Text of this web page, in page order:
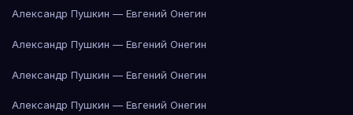
Александр Пушкин — Евгений Онегин
Александр Пушкин — Евгений Онегин
Александр Пушкин — Евгений Онегин
Александр Пушкин — Евгений Онегин